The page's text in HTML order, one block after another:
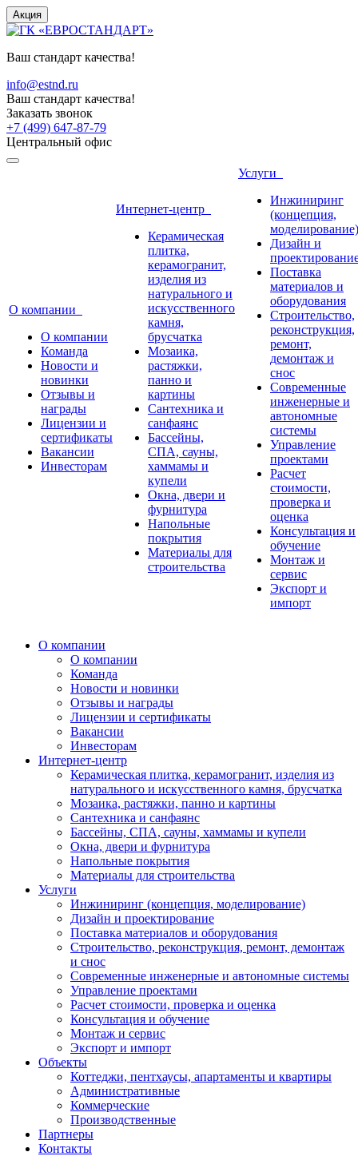
Акция
Ваш стандарт качества!
info@estnd.ru
Ваш стандарт качества!
Заказать звонок
+7 (499) 647-87-79
Центральный офис
О компании
О компании
Команда
Новости и
новинки
Отзывы и
награды
Лицензии и
сертификаты
Вакансии
Инвесторам
Интернет-центр
Керамическая
плитка,
керамогранит,
изделия из
натурального и
искусственного
камня,
брусчатка
Мозаика,
растяжки,
панно и
картины
Сантехника и
санфаянс
Бассейны,
СПА, сауны,
хаммамы и
купели
Окна, двери и
фурнитура
Напольные
покрытия
Материалы для
строительства
Услуги
Инжиниринг
(концепция,
моделирование)
Дизайн и
Поставка
материалов и
оборудования
Строительство,
реконструкция,
ремонт,
демонтаж и
снос
Современные
инженерные и
автономные
системы
Управление
проектами
Расчет
стоимости,
проверка и
оценка
Консультация и
обучение
Монтаж и
сервис
Экспорт и
импорт
О компании
О компании
Команда
Новости и новинки
Отзывы и награды
Лицензии и сертификаты
Вакансии
Инвесторам
Интернет-центр
Керамическая плитка, керамогранит, изделия из
натурального и искусственного камня, брусчатка
Мозаика, растяжки, панно и картины
Сантехника и санфаянс
Бассейны, СПА, сауны, хаммамы и купели
Окна, двери и фурнитура
Напольные покрытия
Материалы для строительства
Услуги
Инжиниринг (концепция, моделирование)
Дизайн и проектирование
Поставка материалов и оборудования
Строительство, реконструкция, ремонт, демонтаж
и снос
Современные инженерные и автономные системы
Управление проектами
Расчет стоимости, проверка и оценка
Консультация и обучение
Монтаж и сервис
Экспорт и импорт
Объекты
Коттеджи, пентхаусы, апартаменты и квартиры
Административные
Коммерческие
Производственные
Партнеры
Контакты